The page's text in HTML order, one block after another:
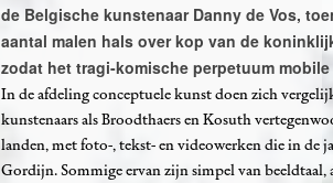
de Belgische kunstenaar Danny de Vos,
aantal malen hals over kop van de
zodat het tragi-komische perpetuum
In de afdeling conceptuele kunst doen zich
kunstenaars als Broodthaers en Kosuth
landen, met foto-, tekst- en videowerken die in de
Gordijn. Sommige ervan zijn simpel van beeldtaal,